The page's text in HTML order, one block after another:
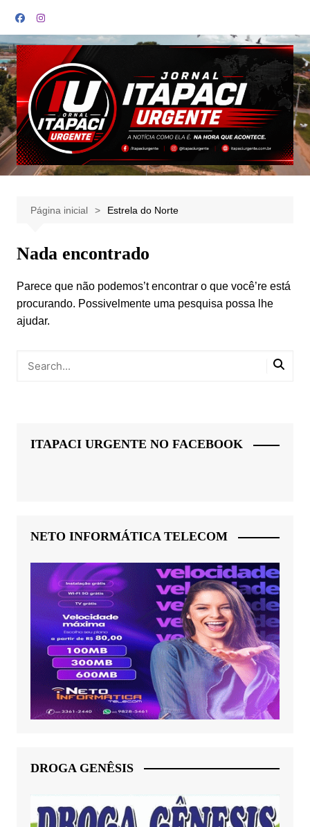
para
o
conteúdo
Página inicial Estrela do Norte
Nada encontrado
Parece que não podemos’t encontrar o que você’re está
procurando. Possivelmente uma pesquisa possa lhe
ajudar.
ITAPACI URGENTE NO FACEBOOK
NETO INFORMÁTICA TELECOM
DROGA GENÊSIS